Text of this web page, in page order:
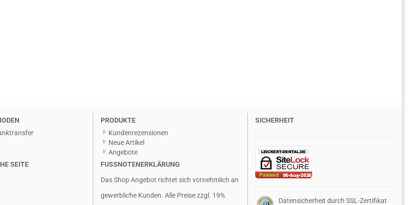
SEITE
PRODUKTE
Kundenrezensionen
Neue Artikel
Angebote
FUSSNOTENERKLÄRUNG
Das Shop Angebot richtet sich vornehmlich an
gewerbliche Kunden. Alle Preise zzgl. 19%
SICHERHEIT
Datensicherheit durch SSL-Zertifikat